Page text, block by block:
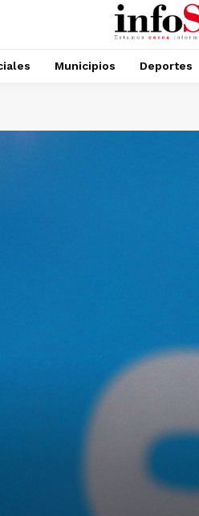
Municipios Deportes